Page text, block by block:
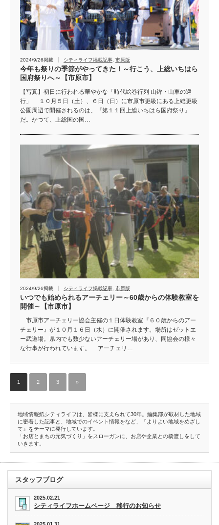
2024/9/26掲載 シティライフ掲載記事 市原版
今年も祭りの季節がやってきた！～行こう、上総いちはら
国府祭りへ～【市原市】
【写真】初日に行われる華やかな「時代絵巻行列 山鉾・山車の巡
行」 １０月５日（土）、６日（日）に市原市更級にある上総更級
公園周辺で開催されるのは、『第１１回上総いちはら国府祭り』
だ。かつて、上総国の国…
2024/9/26掲載 シティライフ掲載記事 市原版
いつでも始められるアーチェリー～60歳からの体験教室を
開催～【市原市】
市原市アーチェリー協会主催の１日体験教室『６０歳からのアー
チェリー』が１０月１６日（水）に開催されます。場所はゼットエ
ー武道場。県内でも数少ないアーチェリー場があり、同協会の様々
な行事が行われています。 アーチェリ…
1 2 3 »
地域情報紙シティライフは、皆様に支えられて30年。編集部が取材した地域
に密着した記事と、地域でのイベント情報をなど、『よりよい地域をめざし
て』をテーマに発行しています。
「お店とまちの元気づくり」をスローガンに、お店や企業との橋渡しをして
いきます。
スタッフブログ
2025.02.21
シティライフホームページ 移行のお知らせ